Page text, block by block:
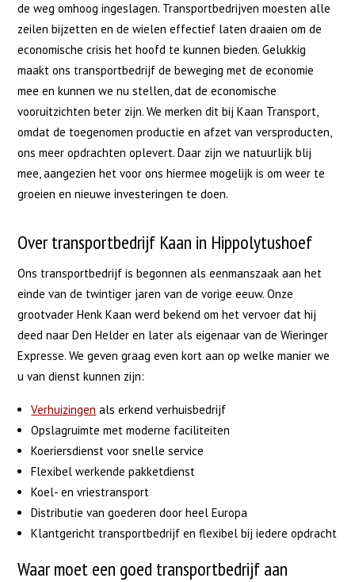
de weg omhoog ingeslagen. Transportbedrijven moesten alle
zeilen bijzetten en de wielen effectief laten draaien om de
economische crisis het hoofd te kunnen bieden. Gelukkig
maakt ons transportbedrijf de beweging met de economie
mee en kunnen we nu stellen, dat de economische
vooruitzichten beter zijn. We merken dit bij Kaan Transport,
omdat de toegenomen productie en afzet van versproducten,
ons meer opdrachten oplevert. Daar zijn we natuurlijk blij
mee, aangezien het voor ons hiermee mogelijk is om weer te
groeien en nieuwe investeringen te doen.
Over transportbedrijf Kaan in Hippolytushoef
Ons transportbedrijf is begonnen als eenmanszaak aan het
einde van de twintiger jaren van de vorige eeuw. Onze
grootvader Henk Kaan werd bekend om het vervoer dat hij
deed naar Den Helder en later als eigenaar van de Wieringer
Expresse. We geven graag even kort aan op welke manier we
u van dienst kunnen zijn:
Verhuizingen als erkend verhuisbedrijf
Opslagruimte met moderne faciliteiten
Koeriersdienst voor snelle service
Flexibel werkende pakketdienst
Koel- en vriestransport
Distributie van goederen door heel Europa
Klantgericht transportbedrijf en flexibel bij iedere opdracht
Waar moet een goed transportbedrijf aan